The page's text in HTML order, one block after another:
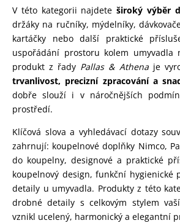
V této kategorii najdete široký výběr
držáky na ručníky, mýdelníky,
kartáčky nebo další praktické
uspořádání prostoru kolem umyvadla
produkt z řady Pallas & Athenaje
trvanlivost, precizní zpracování a
dobře slouží i v náročnějších
prostředí.
Klíčová slova a vyhledávací dotazy
zahrnují: koupelnové doplňky Nimco,
do koupelny, designové a praktické
koupelnový design, funkční hygienické
detaily u umyvadla. Produkty z této
drobné detaily s celkovým stylem
vznikl ucelený, harmonický a elegantní